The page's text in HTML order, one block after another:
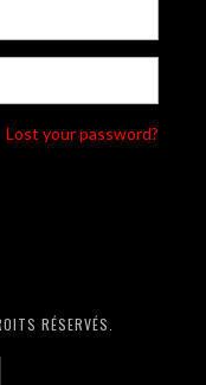
Lost your password?
RÉSERVÉS.